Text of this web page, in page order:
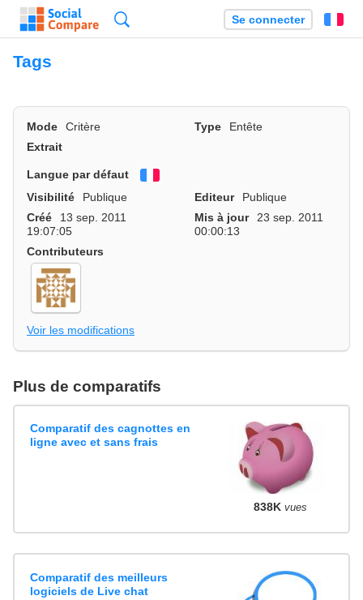
Se connecter
Tags
Mode Critère Type
Entête
Extrait
Langue par défaut
Visibilité
Publique Editeur
Publique
Créé
13 sep. 2011
19:07:05
Mis à jour
23 sep. 2011
00:00:13
Contributeurs
Voir les modifications
Plus de comparatifs
Comparatif des cagnottes en
ligne avec et sans frais
838K vues
Comparatif des meilleurs
logiciels de Live chat